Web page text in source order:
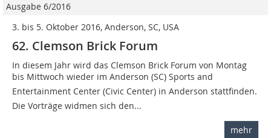
Ausgabe 6/2016
3. bis 5. Oktober 2016, Anderson, SC, USA
62. Clemson Brick Forum
In diesem Jahr wird das Clemson Brick Forum von Montag
bis Mittwoch wieder im Anderson (SC) Sports and
Entertainment Center (Civic Center) in Anderson stattfinden.
Die Vorträge widmen sich den...
mehr